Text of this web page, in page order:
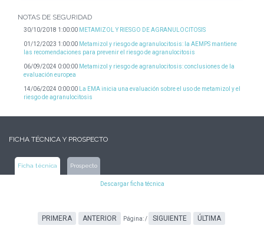
NOTAS DE SEGURIDAD
30/10/2018 1:00:00 METAMIZOL Y RIESGO DE AGRANULOCITOSIS
01/12/2023 1:00:00 Metamizol y riesgo de agranulocitosis: la AEMPS mantiene
las recomendaciones para prevenir el riesgo de agranulocitosis
06/09/2024 0:00:00 Metamizol y riesgo de agranulocitosis: conclusiones de la
evaluación europea
14/06/2024 0:00:00
La EMA inicia una evaluación sobre el uso de metamizol y el
riesgo de agranulocitosis
FICHA TÉCNICA Y PROSPECTO
Ficha técnica Prospecto
Descargar ficha técnica
PRIMERA ANTERIOR Página:/ SIGUIENTE ÚLTIMA